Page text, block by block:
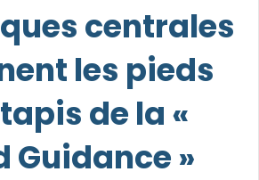
centrales
les pieds
de la «
Guidance »